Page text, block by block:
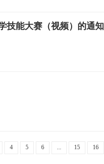
技能大赛（视频）的通知
4 5 6 ... 15 16